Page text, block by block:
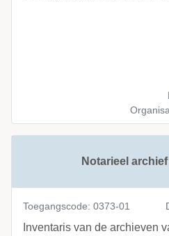
Notarieel archief
Toegangscode: 0373-01
Inventaris van de archieven